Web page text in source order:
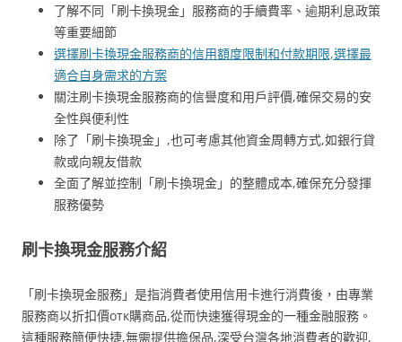
了解不同「刷卡換現金」服務商的手續費率、逾期利息政策
等重要細節
選擇刷卡換現金服務商的信用額度限制和付款期限,選擇最
適合自身需求的方案
關注刷卡換現金服務商的信譽度和用戶評價,確保交易的安
全性與便利性
除了「刷卡換現金」,也可考慮其他資金周轉方式,如銀行貸
款或向親友借款
全面了解並控制「刷卡換現金」的整體成本,確保充分發揮
服務優勢
刷卡換現金服務介紹
「刷卡換現金服務」是指消費者使用信用卡進行消費後，由專業
服務商以折扣價отк購商品,從而快速獲得現金的一種金融服務。
這種服務簡便快捷,無需提供擔保品,深受台灣各地消費者的歡迎,